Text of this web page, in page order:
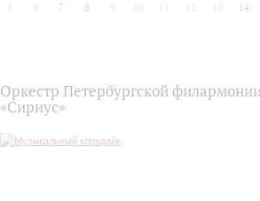
5 6 7 8 9 10 12 13 14
Оркестр Петербургской
«Сириус»